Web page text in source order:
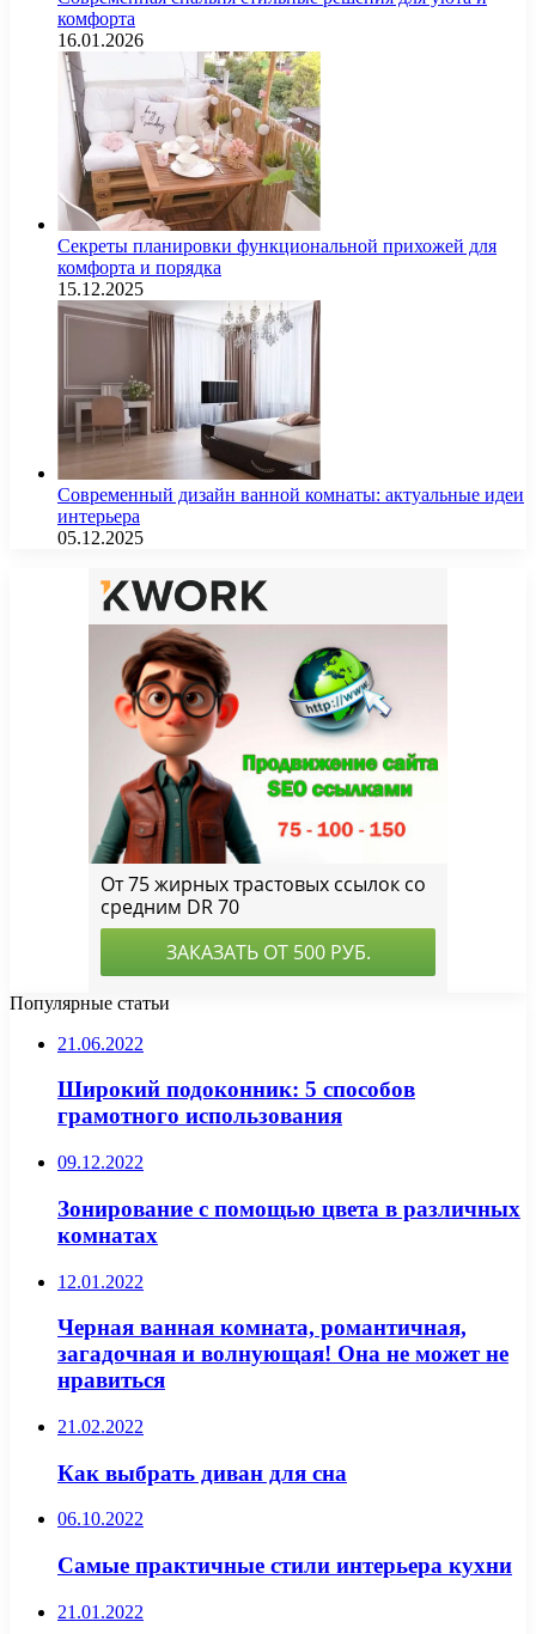
комфорта
16.01.2026
Секреты планировки функциональной прихожей для
комфорта и порядка
15.12.2025
Современный дизайн ванной комнаты: актуальные идеи
интерьера
05.12.2025
Популярные статьи
21.06.2022
Широкий подоконник: 5 способов
грамотного использования
09.12.2022
Зонирование с помощью цвета в различных
комнатах
12.01.2022
Черная ванная комната, романтичная,
загадочная и волнующая! Она не может не
нравиться
21.02.2022
Как выбрать диван для сна
06.10.2022
Самые практичные стили интерьера кухни
21.01.2022